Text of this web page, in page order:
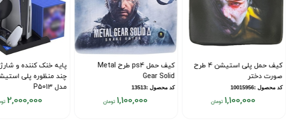
کیف حمل پلی استیشن 4 طرح
صورت دختر
کد محصول :10015956
1,100,000
کیف حمل ps4 طرح Metal
Gear Solid
کد محصول :13513
1,100,000
مدل P5013
کد محصول :123072,000,000